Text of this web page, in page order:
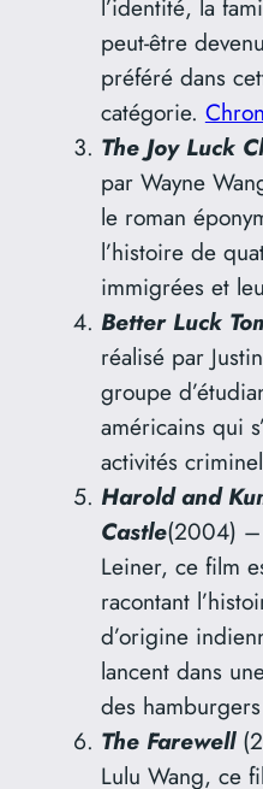
l’identité, la
peut-être
préféré dans
catégorie.
The Joy Luck
par Wayne
le roman
l’histoire de
immigrées et
Better Luck
réalisé par
groupe
américains qui
activités
Harold and
Castle(2004) –
Leiner, ce film
racontant
d’origine
lancent dans
des
The Farewell
Lulu Wang, ce